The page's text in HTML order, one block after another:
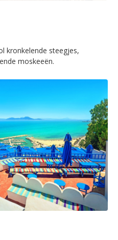
kronkelende steegjes,
moskeeën.